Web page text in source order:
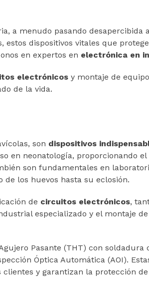
a menudo pasando desapercibida
dispositivos vitales que
en expertos en electrónica en
electrónicos y montaje de
de la vida.
son dispositivos
en neonatología, proporcionando
son fundamentales en
los huevos hasta su eclosión.
de circuitos electrónicos,
especializado y el montaje
Pasante (THT) con
Óptica Automática (AOI).
y garantizan la protección